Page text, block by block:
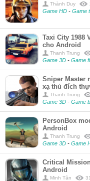
Thành Duy
Game HD - Game
Taxi City 1988
cho Android
Thanh Trung
Game 3D - Game
Sniper Master
xạ thủ đích
Thanh Trung
Game 3D - Game
PersonBox
Android
Thanh Trung
Game 3D - Game
Critical
Android
Minh Tân